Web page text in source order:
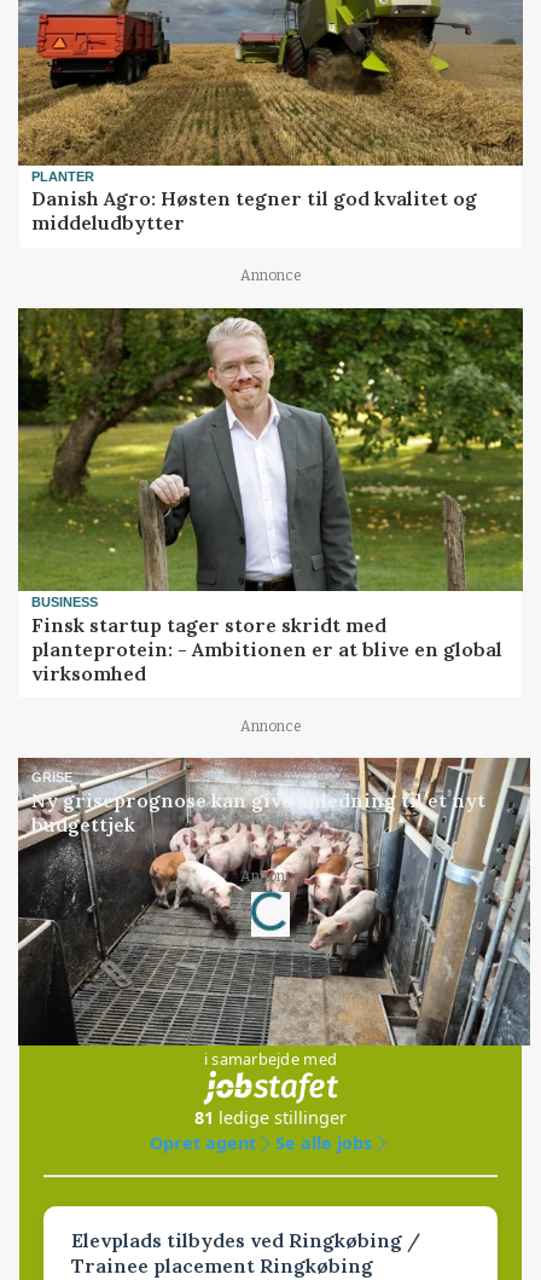
PLANTER
Danish Agro: Høsten tegner til god kvalitet og
middeludbytter
Annonce
BUSINESS
Finsk startup tager store skridt med
planteprotein: - Ambitionen er at blive en global
virksomhed
Annonce
GRISE
Ny griseprognose kan give anledning til et nyt
budgettjek
Annonce
Loading...
Jobs
i samarbejde med
81 ledige stillinger
Opret agent
Se alle jobs
Elevplads tilbydes ved Ringkøbing /
Trainee placement Ringkøbing